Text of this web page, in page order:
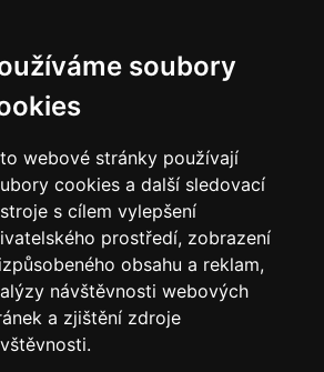
soubory
webové stránky používají
cookies a další sledovací
s cílem vylepšení
prostředí, zobrazení
obsahu a reklam,
návštěvnosti webových
a zjištění zdroje
ukončena jarní sezona.
bude naše prodejna zavřena a